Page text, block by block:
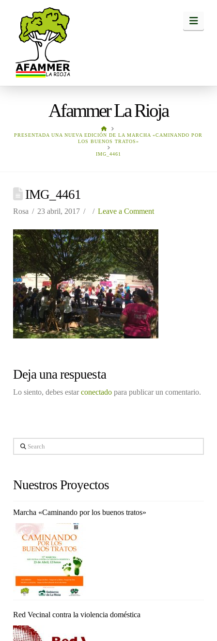
Afammer La Rioja
HOME
PRESENTADA UNA NUEVA EDICIÓN DE LA MARCHA «CAMINANDO POR
LOS BUENOS TRATOS»
IMG_4461
IMG_4461
Rosa 23 abril, 2017 Leave a Comment
Deja una respuesta
Lo siento, debes estarconectadopara publicar un comentario.
Search
Nuestros Proyectos
Marcha «Caminando por los buenos tratos»
Red Vecinal contra la violencia doméstica